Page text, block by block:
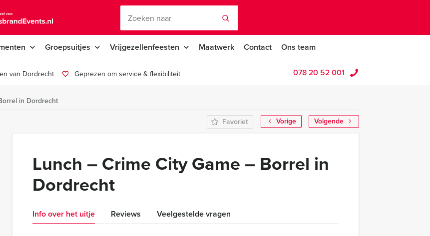
Groepsuitjes Vrijgezellenfeesten Maatwerk Contact Ons team
van Dordrecht Geprezen om service & flexibiliteit 078 20 52 001
in Dordrecht
Vorige
Volgende
Favoriet
Lunch – Crime City Game – Borrel in
Dordrecht
Info over het uitje Reviews Veelgestelde vragen